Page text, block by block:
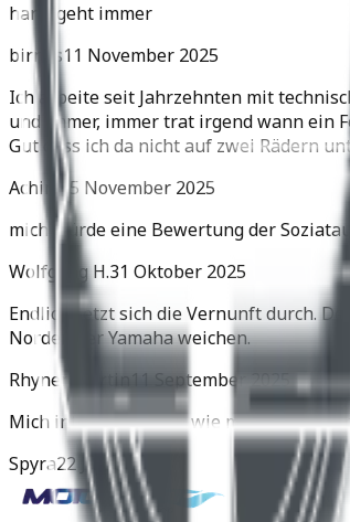
harly geht immer
birnes11 November 2025
Ich arbeite seit Jahrzehnten mit
und immer, immer trat irgend wann ein
Gut dass ich da nicht auf zwei Rädern
Achim05 November 2025
mich würde eine Bewertung der
Wolfgang H.31 Oktober 2025
Endlich setzt sich die Vernunft durch.
Norden der Yamaha weichen.
Rhyner Martin 11 September 2025
Mich interessiert nur wie man den
Spyra22 Juli 2025